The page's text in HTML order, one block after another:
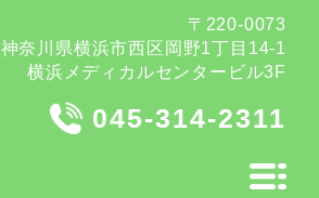
〒220-0073
神奈川県横浜市西区岡野1丁目14-1
横浜メディカルセンタービル3F
045-314-2311